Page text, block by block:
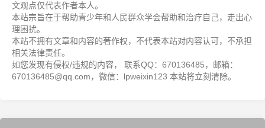
文观点仅代表作者本人。
本站宗旨在于帮助青少年和人民群众学会帮助和治疗自己，走出心
理困扰。
本站不拥有文章和内容的著作权，不代表本站对内容认可，不承担
相关法律责任。
如您发现有侵权/违规的内容， 联系QQ：670136485，邮箱：
670136485@qq.com，微信：lpweixin123 本站将立刻清除。